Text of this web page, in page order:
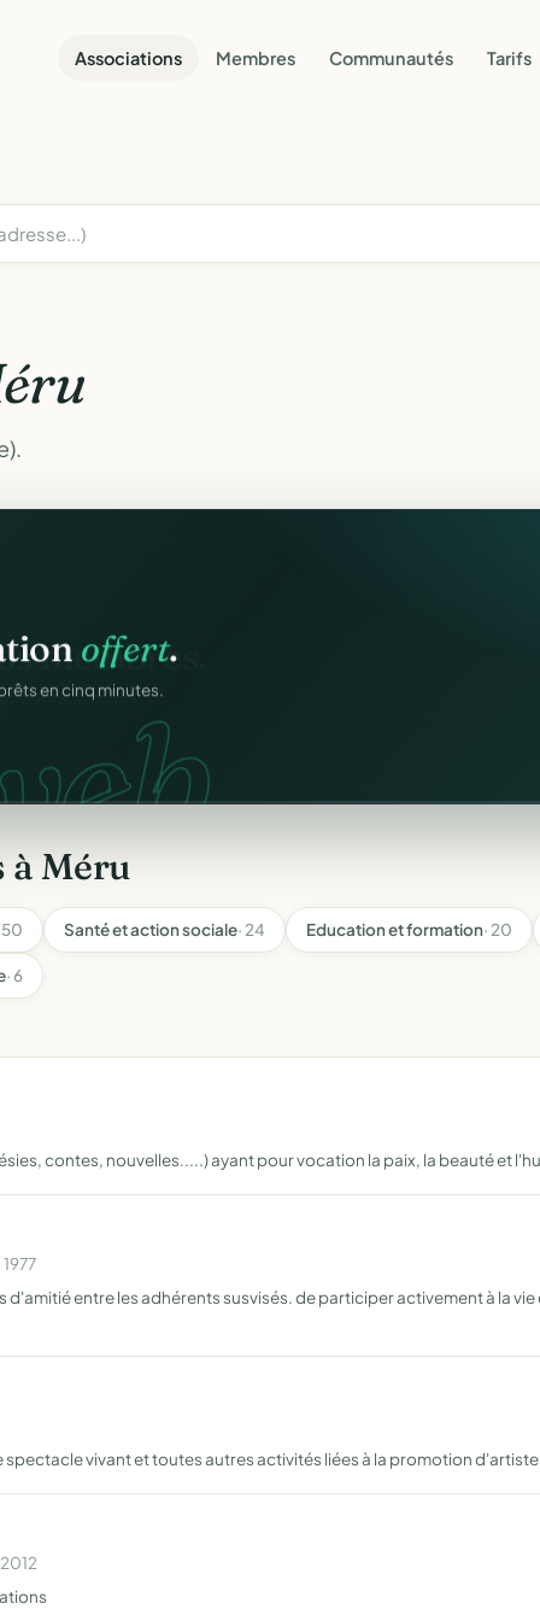
Associations Membres Communautés Tarifs
offert.
en cinq minutes.
à Méru
50 Santé et action sociale· 24 Education et formation· 20
· 6
contes, nouvelles.....) ayant pour vocation la paix, la beauté et
entre les adhérents susvisés. de participer activement à la
vivant et toutes autres activités liées à la promotion